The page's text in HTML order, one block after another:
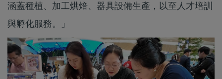
涵蓋種植、加工烘焙、器具設備生產，以至人才培訓
與孵化服務。」